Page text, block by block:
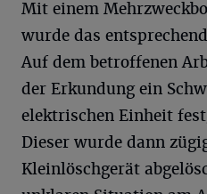
Mit einem
wurde das
Auf dem betroffenen
der Erkundung ein
elektrischen Einheit
Dieser wurde dann
Kleinlöschgerät